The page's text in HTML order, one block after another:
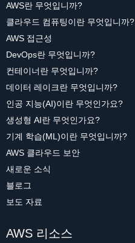
AWS란 무엇입니까?
클라우드 컴퓨팅이란 무엇입니까?
AWS 접근성
DevOps란 무엇입니까?
컨테이너란 무엇입니까?
데이터 레이크란 무엇입니까?
인공 지능(AI)이란 무엇인가요?
생성형 AI란 무엇인가요?
기계 학습(ML)이란 무엇입니까?
AWS 클라우드 보안
새로운 소식
블로그
보도 자료
AWS 리소스